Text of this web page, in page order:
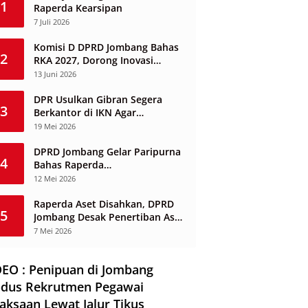
1
Raperda Kearsipan
7 Juli 2026
2
Komisi D DPRD Jombang Bahas
RKA 2027, Dorong Inovasi
Layanan Ketenagakerjaan
13 Juni 2026
3
DPR Usulkan Gibran Segera
Berkantor di IKN Agar
Infrastruktur Tak Mangkrak dan
19 Mei 2026
4
DPRD Jombang Gelar Paripurna
Bahas Raperda
Penyelenggaraan Jasa
12 Mei 2026
5
Raperda Aset Disahkan, DPRD
Jombang Desak Penertiban Aset
Dikuasai Pihak Ketiga
7 Mei 2026
: Penipuan di Jombang
Rekrutmen Pegawai
Lewat Jalur Tikus